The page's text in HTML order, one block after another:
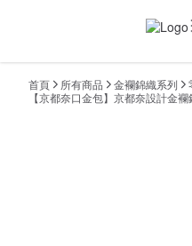
首頁 所有商品 金襴錦織系列
【京都奈口金包】京都奈設計金